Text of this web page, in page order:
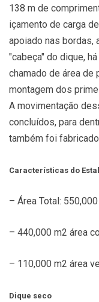
138 m de
içamento de carga
apoiado nas bordas,
"cabeça" do dique,
chamado de área de
montagem dos
A movimentação
concluídos, para
também foi fabricado
Características do
– Área Total:
– 440,000 m2 área
– 110,000 m2 área
Dique seco